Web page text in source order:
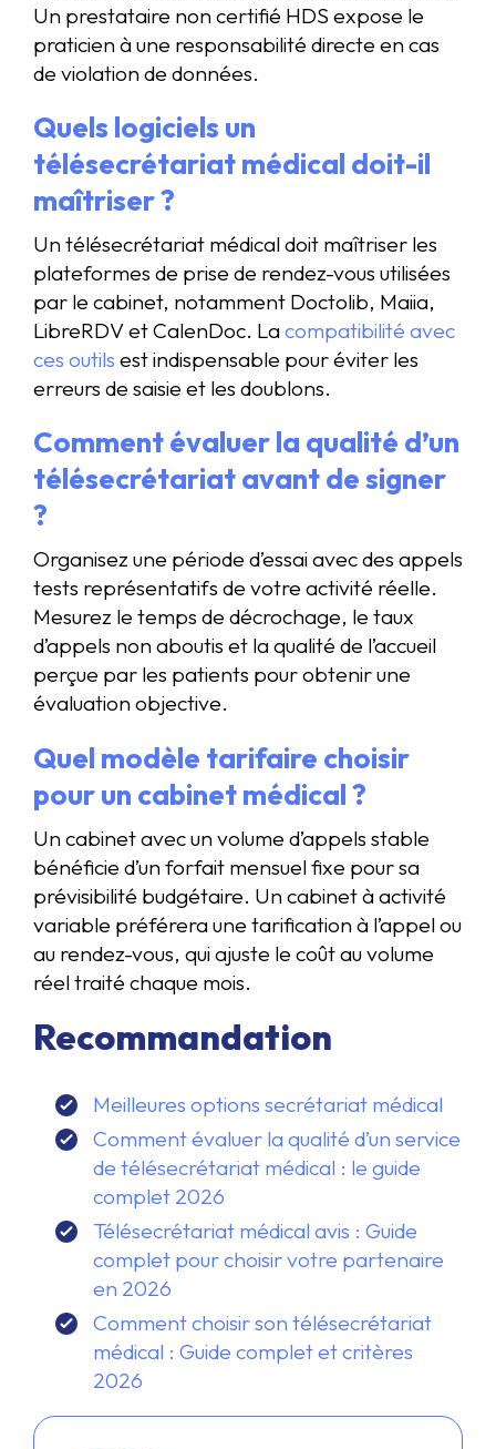
Un prestataire non certifié HDS expose le
praticien à une responsabilité directe en cas
de violation de données.
Quels logiciels un
télésecrétariat médical doit-il
maîtriser ?
Un télésecrétariat médical doit maîtriser les
plateformes de prise de rendez-vous utilisées
par le cabinet, notamment Doctolib, Maiia,
LibreRDV et CalenDoc. Lacompatibilité avec
ces outils est indispensable pour éviter les
erreurs de saisie et les doublons.
Comment évaluer la qualité d’un
télésecrétariat avant de signer
?
Organisez une période d’essai avec des appels
tests représentatifs de votre activité réelle.
Mesurez le temps de décrochage, le taux
d’appels non aboutis et la qualité de l’accueil
perçue par les patients pour obtenir une
évaluation objective.
Quel modèle tarifaire choisir
pour un cabinet médical ?
Un cabinet avec un volume d’appels stable
bénéficie d’un forfait mensuel fixe pour sa
prévisibilité budgétaire. Un cabinet à activité
variable préférera une tarification à l’appel ou
au rendez-vous, qui ajuste le coût au volume
réel traité chaque mois.
Recommandation
Meilleures options secrétariat médical
Comment évaluer la qualité d’un service
de télésecrétariat médical : le guide
complet 2026
Télésecrétariat médical avis : Guide
complet pour choisir votre partenaire
en 2026
Comment choisir son télésecrétariat
médical : Guide complet et critères
2026